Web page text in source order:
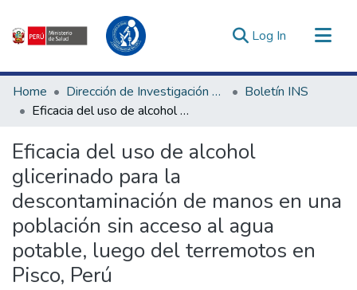
Log In (current)
Communities & Collections
All of DSpace
Estadísticas Externas
Enlaces de interés ▾
Home Dirección de Investigación e Innovación en Salud
Boletín INS
Eficacia del uso de alcohol glicerinado para la descontaminación de manos en una población sin acceso al agua potable, luego del terremotos en Pisco, Perú
Eficacia del uso de alcohol
glicerinado para la
descontaminación de manos en una
población sin acceso al agua
potable, luego del terremotos en
Pisco, Perú